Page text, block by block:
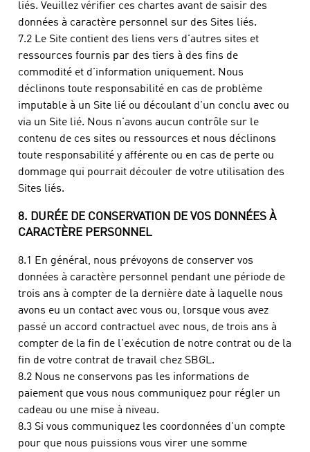
liés. Veuillez vérifier ces chartes avant de saisir des
données à caractère personnel sur des Sites liés.
7.2 Le Site contient des liens vers d'autres sites et
ressources fournis par des tiers à des fins de
commodité et d'information uniquement. Nous
déclinons toute responsabilité en cas de problème
imputable à un Site lié ou découlant d'un conclu avec ou
via un Site lié. Nous n'avons aucun contrôle sur le
contenu de ces sites ou ressources et nous déclinons
toute responsabilité y afférente ou en cas de perte ou
dommage qui pourrait découler de votre utilisation des
Sites liés.
8. DURÉE DE CONSERVATION DE VOS DONNÉES À
CARACTÈRE PERSONNEL
8.1 En général, nous prévoyons de conserver vos
données à caractère personnel pendant une période de
trois ans à compter de la dernière date à laquelle nous
avons eu un contact avec vous ou, lorsque vous avez
passé un accord contractuel avec nous, de trois ans à
compter de la fin de l'exécution de notre contrat ou de la
fin de votre contrat de travail chez SBGL.
8.2 Nous ne conservons pas les informations de
paiement que vous nous communiquez pour régler un
cadeau ou une mise à niveau.
8.3 Si vous communiquez les coordonnées d'un compte
pour que nous puissions vous virer une somme